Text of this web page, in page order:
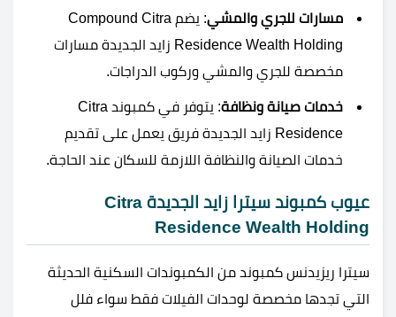
مسارات للجري والمشي
: يضم Compound Citra
Residence Wealth Holding زايد الجديدة مسارات
مخصصة للجري والمشي وركوب الدراجات.
خدمات صيانة ونظافة
: يتوفر في كمبوند Citra
Residence زايد الجديدة فريق يعمل على تقديم
خدمات الصيانة والنظافة اللازمة للسكان عند الحاجة.
عيوب كمبوند سيترا زايد الجديدة Citra
Residence Wealth Holding
سيترا ريزيدنس كمبوند من الكمبوندات السكنية الحديثة
التي تجدها مخصصة لوحدات الفيلات فقط سواء فلل